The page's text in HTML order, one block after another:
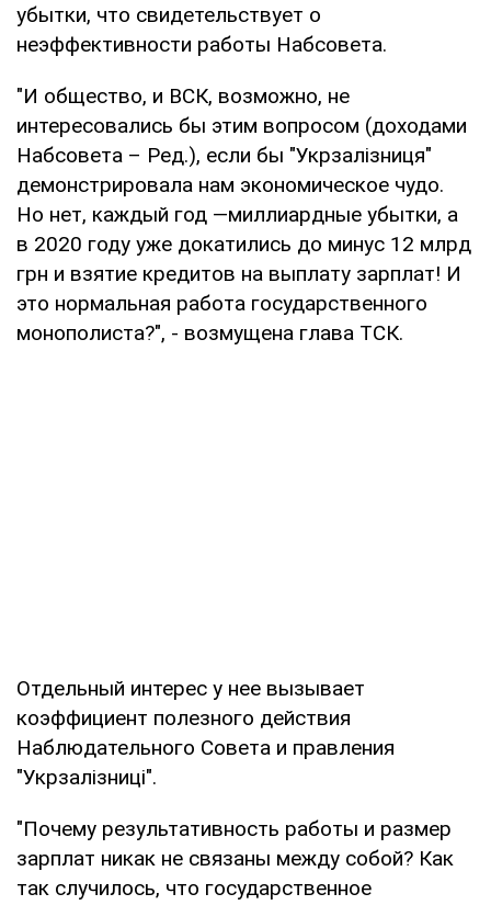
убытки, что свидетельствует о
неэффективности работы Набсовета.
"И общество, и ВСК, возможно, не
интересовались бы этим вопросом (доходами
Набсовета – Ред.), если бы "Укрзалізниця"
демонстрировала нам экономическое чудо.
Но нет, каждый год —миллиардные убытки, а
в 2020 году уже докатились до минус 12 млрд
грн и взятие кредитов на выплату зарплат! И
это нормальная работа государственного
монополиста?", - возмущена глава ТСК.
Отдельный интерес у нее вызывает
коэффициент полезного действия
Наблюдательного Совета и правления
"Укрзалізниці".
"Почему результативность работы и размер
зарплат никак не связаны между собой? Как
так случилось, что государственное